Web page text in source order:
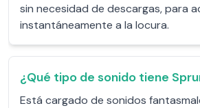
sin necesidad de descargas, para
instantáneamente a la locura.
¿Qué tipo de sonido tiene
Está cargado de sonidos